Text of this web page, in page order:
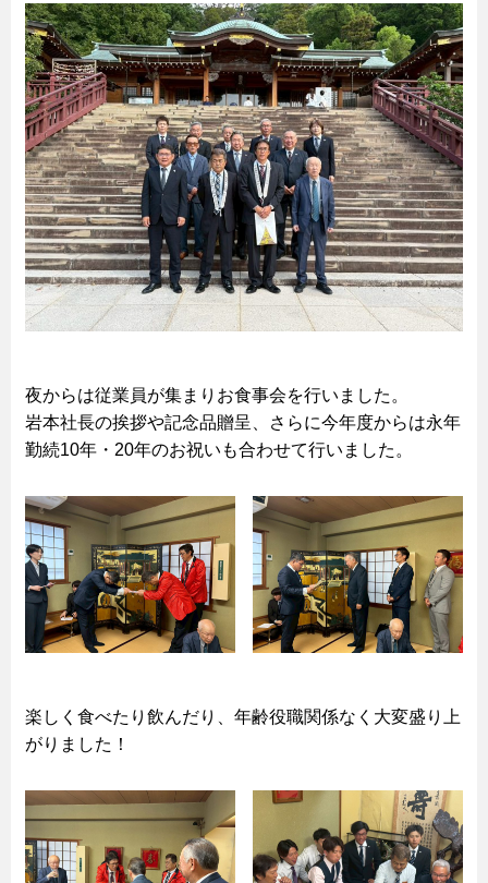
夜からは従業員が集まりお食事会を行いました。
岩本社長の挨拶や記念品贈呈、さらに今年度からは永年
勤続10年・20年のお祝いも合わせて行いました。
楽しく食べたり飲んだり、年齢役職関係なく大変盛り上
がりました！